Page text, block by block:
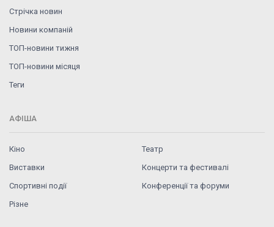
Стрічка новин
Новини компаній
ТОП-новини тижня
ТОП-новини місяця
Теги
АФІША
Кіно
Театр
Виставки
Концерти та фестивалі
Спортивні події
Конференції та форуми
Різне